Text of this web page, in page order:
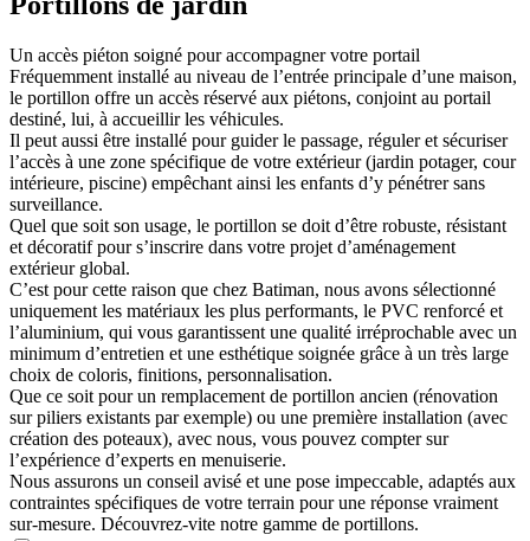
Un accès piéton soigné pour accompagner votre portail
Fréquemment installé au niveau de l’entrée principale d’une maison,
le portillon offre un accès réservé aux piétons, conjoint au portail
destiné, lui, à accueillir les véhicules.
Il peut aussi être installé pour guider le passage, réguler et sécuriser
l’accès à une zone spécifique de votre extérieur (jardin potager, cour
intérieure, piscine) empêchant ainsi les enfants d’y pénétrer sans
surveillance.
Quel que soit son usage, le portillon se doit d’être robuste, résistant
et décoratif pour s’inscrire dans votre projet d’aménagement
extérieur global.
C’est pour cette raison que chez Batiman, nous avons sélectionné
uniquement les matériaux les plus performants, le PVC renforcé et
l’aluminium, qui vous garantissent une qualité irréprochable avec un
minimum d’entretien et une esthétique soignée grâce à un très large
choix de coloris, finitions, personnalisation.
Que ce soit pour un remplacement de portillon ancien (rénovation
sur piliers existants par exemple) ou une première installation (avec
création des poteaux), avec nous, vous pouvez compter sur
l’expérience d’experts en menuiserie.
Nous assurons un conseil avisé et une pose impeccable, adaptés aux
contraintes spécifiques de votre terrain pour une réponse vraiment
sur-mesure. Découvrez-vite notre gamme de portillons.